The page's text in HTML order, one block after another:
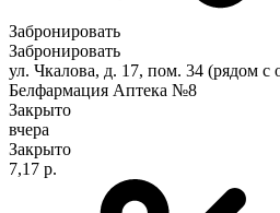
Забронировать
Забронировать
ул. Чкалова, д. 17, пом. 34 (рядом с
Белфармация Аптека №8
Закрыто
вчера
Закрыто
7,17 р.